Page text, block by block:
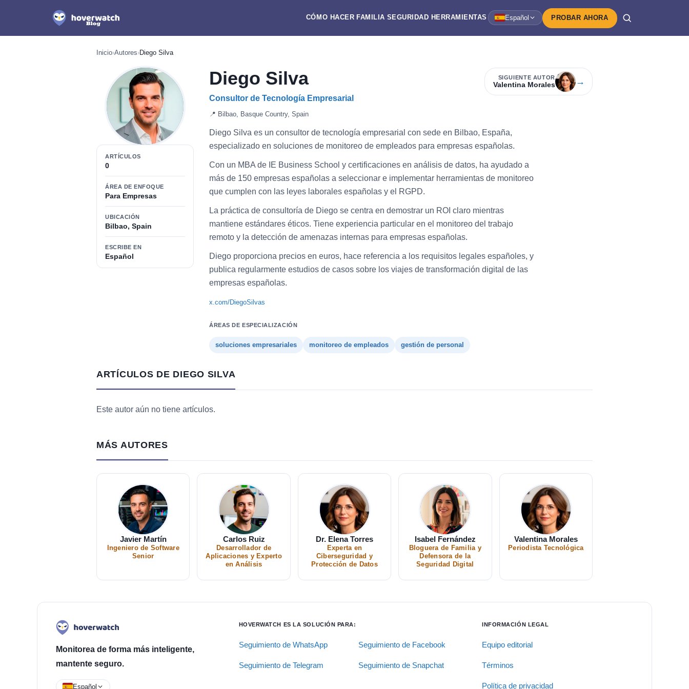
CÓMO HACER FAMILIA SEGURIDAD HERRAMIENTAS Español PROBAR AHORA
Inicio›Autores›Diego Silva
SIGUIENTE AUTOR
Valentina Morales →
ARTÍCULOS
0
ÁREA DE ENFOQUE
Para Empresas
UBICACIÓN
Bilbao, Spain
ESCRIBE EN
Español
Diego Silva
Consultor de Tecnología Empresarial
📍 Bilbao, Basque Country, Spain
Diego Silva es un consultor de tecnología empresarial con sede en Bilbao, España,
especializado en soluciones de monitoreo de empleados para empresas españolas.
Con un MBA de IE Business School y certificaciones en análisis de datos, ha ayudado a
más de 150 empresas españolas a seleccionar e implementar herramientas de monitoreo
que cumplen con las leyes laborales españolas y el RGPD.
La práctica de consultoría de Diego se centra en demostrar un ROI claro mientras
mantiene estándares éticos. Tiene experiencia particular en el monitoreo del trabajo
remoto y la detección de amenazas internas para empresas españolas.
Diego proporciona precios en euros, hace referencia a los requisitos legales españoles, y
publica regularmente estudios de casos sobre los viajes de transformación digital de las
empresas españolas.
x.com/DiegoSilvas
ÁREAS DE ESPECIALIZACIÓN
soluciones empresariales monitoreo de empleados gestión de personal
ARTÍCULOS DE DIEGO SILVA
Este autor aún no tiene artículos.
MÁS AUTORES
Javier Martín
Ingeniero de Software
Senior
Carlos Ruiz
Desarrollador de
Aplicaciones y Experto
en Análisis
Dr. Elena Torres
Experta en
Ciberseguridad y
Protección de Datos
Isabel Fernández
Bloguera de Familia y
Defensora de la
Seguridad Digital
Valentina Morales
Periodista Tecnológica
Monitorea de forma más inteligente,
mantente seguro.
Español
HOVERWATCH ES LA SOLUCIÓN PARA:
Seguimiento de WhatsApp Seguimiento de Facebook
Seguimiento de Telegram Seguimiento de Snapchat
INFORMACIÓN LEGAL
Equipo editorial
Términos
Política de privacidad